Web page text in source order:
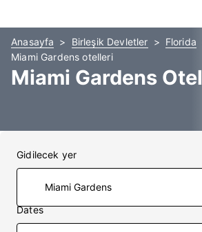
Anasayfa Birleşik Devletler
Florida
Miami Gardens otelleri
Miami Gardens Otel
Gidilecek yer
Dates